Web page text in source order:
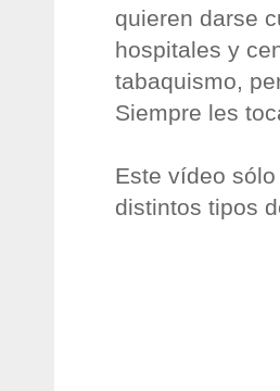
quieren darse
hospitales y
tabaquismo,
Siempre les
Este vídeo
distintos tipos